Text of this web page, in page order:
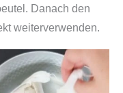
Danach den
weiterverwenden.